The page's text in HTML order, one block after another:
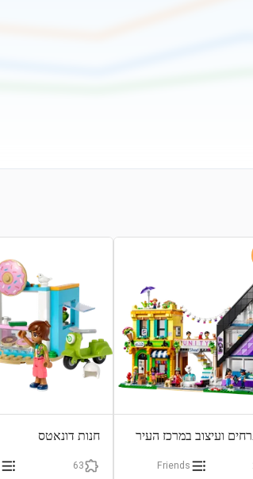
ועיצוב במרכז העיר
Friends
חנות דונאטס
63